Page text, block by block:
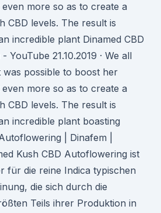
more so as to create a
CBD levels. The result is
incredible plant Dinamed CBD
YouTube 21.10.2019 · We all
possible to boost her
more so as to create a
CBD levels. The result is
incredible plant boasting
| Dinafem |
Kush CBD Autoflowering ist
für die reine Indica typischen
die sich durch die
Teils ihrer Produktion in